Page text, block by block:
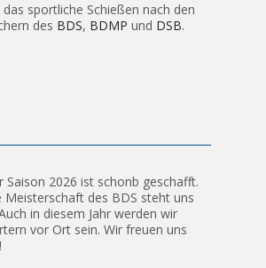
sportliche Schießen nach den
des BDS, BDMP und DSB.
Saison 2026 ist schonb geschafft.
Meisterschaft des BDS steht uns
in diesem Jahr werden wir
vor Ort sein. Wir freuen uns